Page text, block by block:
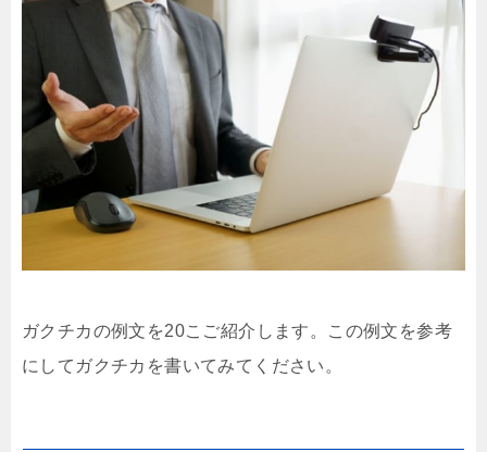
ガクチカの例文を20こご紹介します。この例文を参考
にしてガクチカを書いてみてください。